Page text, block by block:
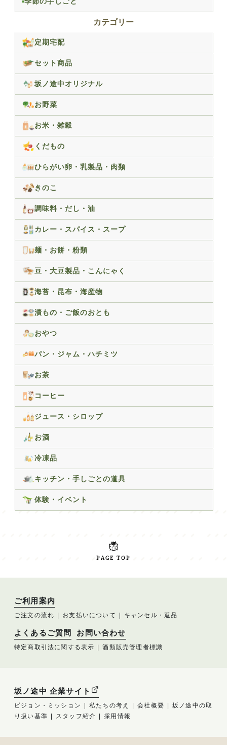
カテゴリー
定期宅配
セット商品
坂ノ途中オリジナル
お野菜
お米・雑穀
くだもの
ひらがい卵・乳製品・肉類
きのこ
調味料・だし・油
カレー・スパイス・スープ
麺・お餅・粉類
豆・大豆製品・こんにゃく
海苔・昆布・海産物
漬もの・ご飯のおとも
おやつ
パン・ジャム・ハチミツ
お茶
コーヒー
ジュース・シロップ
お酒
冷凍品
キッチン・手しごとの道具
体験・イベント
PAGE TOP
ご利用案内
ご注文の流れ お支払いについて キャンセル・返品
よくあるご質問 お問い合わせ
特定商取引法に関する表示 酒類販売管理者標識
坂ノ途中 企業サイト
ビジョン・ミッション 私たちの考え 会社概要
坂ノ途中の取
り扱い基準
スタッフ紹介 採用情報